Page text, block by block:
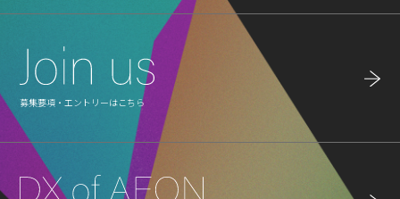
募集要項・エントリーはこちら